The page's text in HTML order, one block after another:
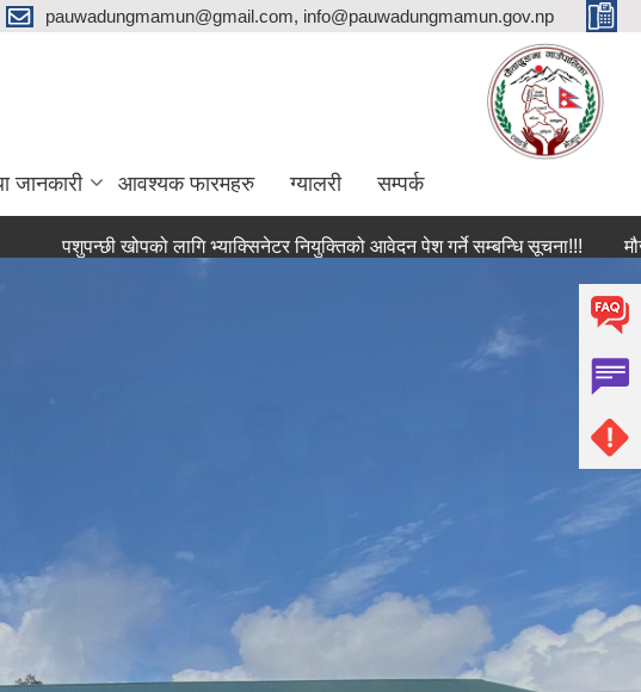
pauwadungmamun@gmail.com, info@pauwadungmamun.gov.np
जानकारी आवश्यक फारमहरु ग्यालरी सम्पर्क
पशुपन्छी खोपको लागि भ्याक्सिनेटर नियुक्तिको आवेदन पेश गर्ने सम्बन्धि सूचना!!! मौजुदा